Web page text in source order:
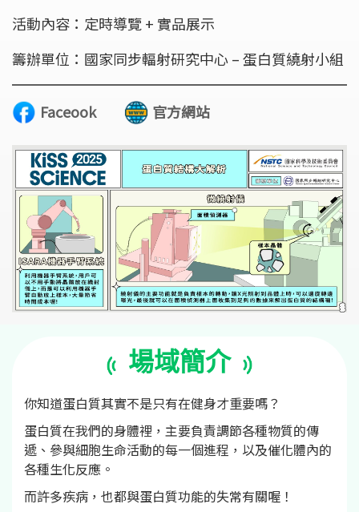
活動內容：定時導覽 + 實品展示
籌辦單位：國家同步輻射研究中心 – 蛋白質繞射小組
Faceook 官方網站
場域簡介
你知道蛋白質其實不是只有在健身才重要嗎？
蛋白質在我們的身體裡，主要負責調節各種物質的傳
遞、參與細胞生命活動的每一個進程，以及催化體內的
各種生化反應。
而許多疾病，也都與蛋白質功能的失常有關喔！